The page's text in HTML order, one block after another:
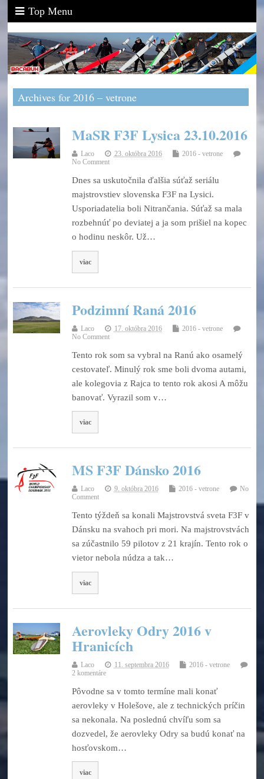
Top Menu
Archives for 2016 – vetrone
MaSR F3F Lysica 23.10.2016
Laco 23. októbra 2016
2016 - vetrone
No Comment
Dnes sa uskutočnila ďalšia súťaž seriálu
majstrovstiev slovenska F3F na Lysici.
Usporiadatelia boli Nitrančania. Súťaž sa mala
rozbehnúť po deviatej a ja som prišiel na kopec
o hodinu neskôr. Už…
viac
Podzimní Raná 2016
Laco 17. októbra 2016
2016 - vetrone
No Comment
Tento rok som sa vybral na Ranú ako osamelý
cestovateľ. Minulý rok sme boli dvoma autami,
ale kolegovia z Rajca to tento rok akosi A môžu
banovať. Vyrazil som v…
viac
MS F3F Dánsko 2016
Laco 9. októbra 2016 2016 - vetrone
No
Comment
Tento týždeň sa konali Majstrovstvá sveta F3F v
Dánsku na svahoch pri mori. Na majstrovstvách
sa zúčastnilo 59 pilotov z 21 krajín. Tento rok o
vietor nebola núdza a tak…
viac
Aerovleky Odry 2016 v
Hranicích
Laco 11. septembra 2016
2016 - vetrone
2 komentáre
Pôvodne sa v tomto termíne mali konať
aerovleky v Holešove, ale z technických príčin
sa nekonala. Na poslednú chvíľu som sa
dozvedel, že aerovleky Odry sa budú konať na
hosťovskom…
viac